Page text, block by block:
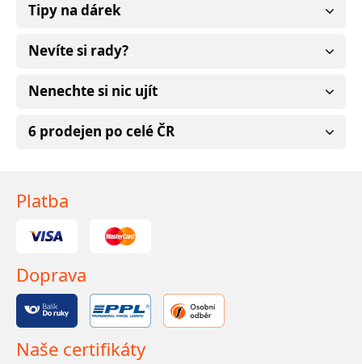
Tipy na dárek
Nevíte si rady?
Nenechte si nic ujít
6 prodejen po celé ČR
Platba
Doprava
Naše certifikáty